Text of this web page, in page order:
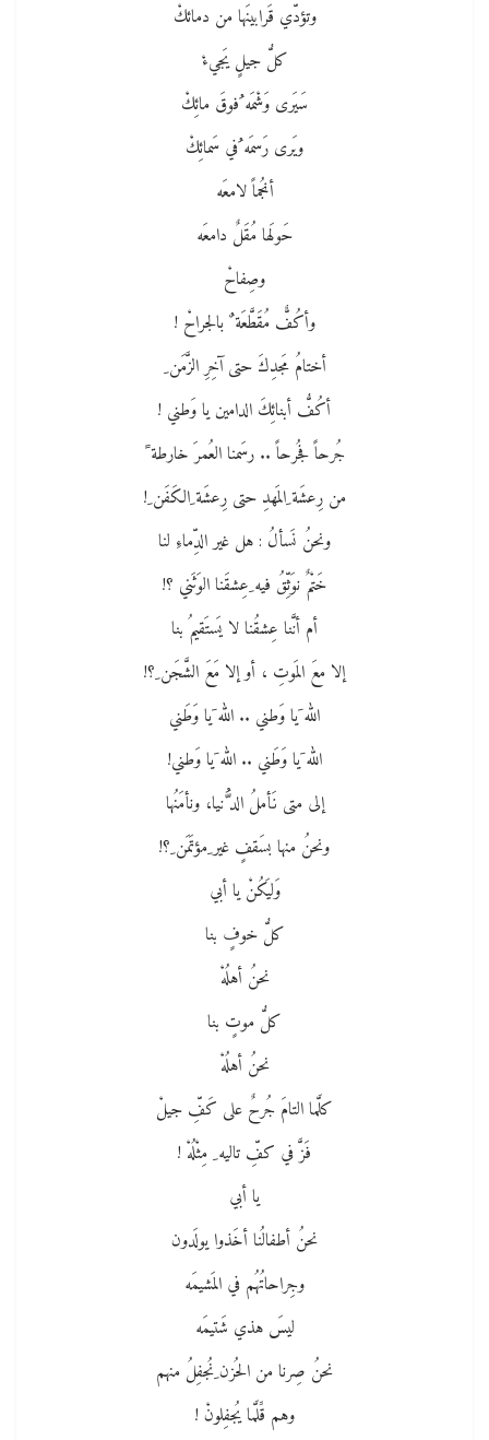
وتؤدّي قَرابينَها من دمائكْ
كلُّ جيلٍ يَجيءْ
سَيَرى وَشْمَه ُفوقَ مائِكْ
ويَرى رَسمَه ُفي سَمائِكْ
أنجُماً لامعَه
حَولَها مُقَلٌ دامعَه
وصِفاحْ
وأكُفٌّ مُقَطَّعَة ٌ بالجراحْ !
أختامُ مَجدِكَ حتى آخِرِ الزَّمَن ِ
أكُفُّ أبنائِكَ الدامين يا وَطني !
جُرحاً فجُرحاً .. رسَمنا العُمرَ خارطة ً
من رِعشَة ِالمَهدِ حتى رِعشَة ِالكَفَن ِ!
ونحنُ نَسألُ : هل غير الدِّماءِ لنا
خَتْمٌ نوَثِّقُ فيه ِعِشقَنا الوَثَني ؟!
أم أنَّنا عِشقُنا لا يَستَقيمُ بنا
إلا معَ المَوتِ ، أو إلا مَعَ الشَّجَن ِ؟!
الله َيا وَطني .. الله َيا وَطَني
الله َيا وَطَني .. الله َيا وَطني!
إلى متى نَأملُ الد ُّنيا، ونأمَنُها
ونحنُ منها بسَقفٍ غير ِمؤتَمَن ِ؟!
وَليَكُنْ يا أبي
كلُّ خوفٍ بنا
نحنُ أهلُهْ
كلُّ موتٍ بنا
نحنُ أهلُهْ
كلَّما التامَ جُرحٌ على كَفِّ جيلْ
فَزَّ في كفِّ تاليه ِ مِثْلُهْ !
يا أبي
نحنُ أطفالُنا أخَذوا يولَدون
وجِراحاتُهُم في المَشيمَه
ليسَ هذي شَتيمَه
نحنُ صِرنا من الحُزن ِنُجفِلُ منهم
وهم قََلَّما يُجفِلونْ !